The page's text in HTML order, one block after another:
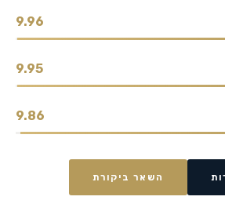
9.96
9.95
9.86
השאר ביקורת